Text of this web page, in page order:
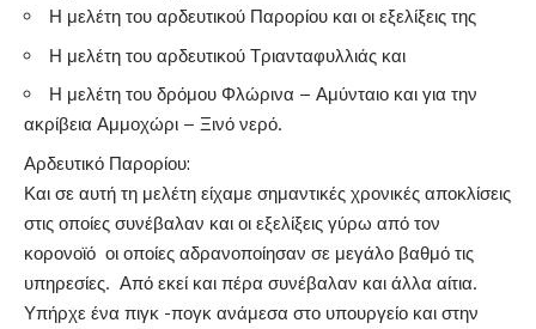
Η μελέτη του αρδευτικού Παρορίου και οι εξελίξεις της
Η μελέτη του αρδευτικού Τριανταφυλλιάς και
Η μελέτη του δρόμου Φλώρινα – Αμύνταιο και για την
ακρίβεια Αμμοχώρι – Ξινό νερό.
Αρδευτικό Παρορίου:
Και σε αυτή τη μελέτη είχαμε σημαντικές χρονικές αποκλίσεις
στις οποίες συνέβαλαν και οι εξελίξεις γύρω από τον
κορονοϊό οι οποίες αδρανοποίησαν σε μεγάλο βαθμό τις
υπηρεσίες. Από εκεί και πέρα συνέβαλαν και άλλα αίτια.
Υπήρχε ένα πιγκ -πογκ ανάμεσα στο υπουργείο και στην